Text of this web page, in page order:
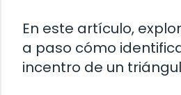
En este artículo,
a paso cómo
incentro de un